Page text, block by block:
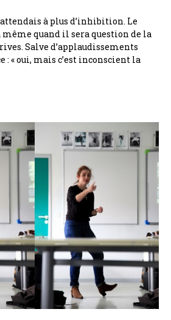
à plus d’inhibition. Le
même quand il sera question de la
Salve d’applaudissements
: « oui, mais c’est inconscient la